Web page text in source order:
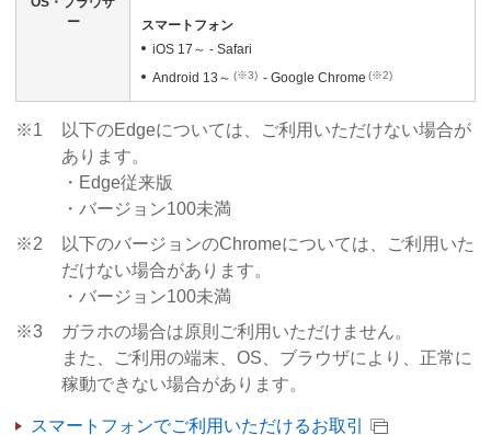
ー
スマートフォン
iOS 17～ - Safari
Android 13～ (※3) - Google Chrome (※2)
※1
以下のEdgeについては、ご利用いただけない場合が
あります。
・Edge従来版
・バージョン100未満
※2
以下のバージョンのChromeについては、ご利用いた
だけない場合があります。
・バージョン100未満
※3
ガラホの場合は原則ご利用いただけません。
また、ご利用の端末、OS、ブラウザにより、正常に
稼動できない場合があります。
スマートフォンでご利用いただけるお取引